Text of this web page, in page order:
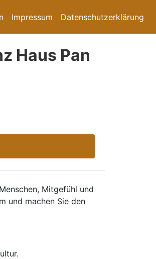
Impressum Datenschutzerklärung
Haus Pan
Mitgefühl und
und machen Sie den